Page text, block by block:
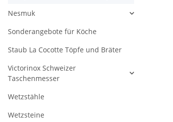
Nesmuk
Sonderangebote für Köche
Staub La Cocotte Töpfe und Bräter
Victorinox Schweizer
Taschenmesser
Wetzstähle
Wetzsteine